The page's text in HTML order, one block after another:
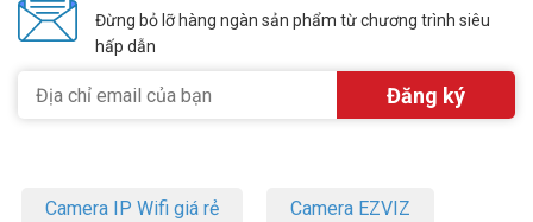
Đừng bỏ lỡ hàng ngàn sản phẩm từ chương trình siêu
hấp dẫn
Camera IP Wifi giá rẻ Camera EZVIZ